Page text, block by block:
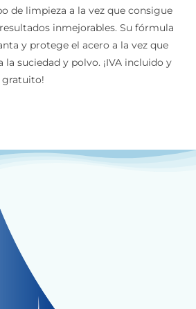
de limpieza a la vez que consigue
inmejorables. Su fórmula
y protege el acero a la vez que
la suciedad y polvo. ¡IVA incluido y
gratuito!